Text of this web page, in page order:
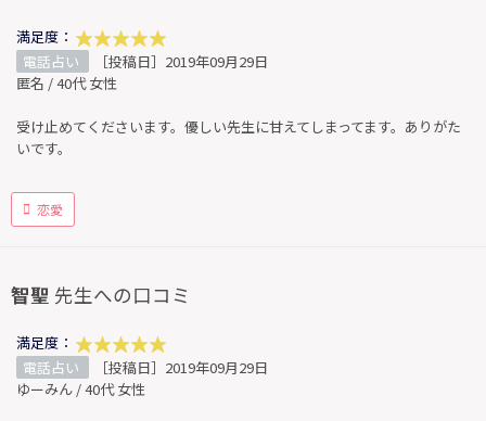
満足度：
電話占い
［投稿日］2019年09月29日
匿名 / 40代 女性
受け止めてくださいます。優しい先生に甘えてしまってます。ありがた
いです。
恋愛
智聖 先生への口コミ
満足度：
電話占い
［投稿日］2019年09月29日
ゆーみん / 40代 女性